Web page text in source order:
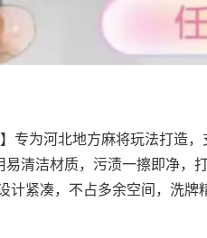
】专为河北地方麻将玩法打造
清洁材质，污渍一擦即净，
计紧凑，不占多余空间，洗牌